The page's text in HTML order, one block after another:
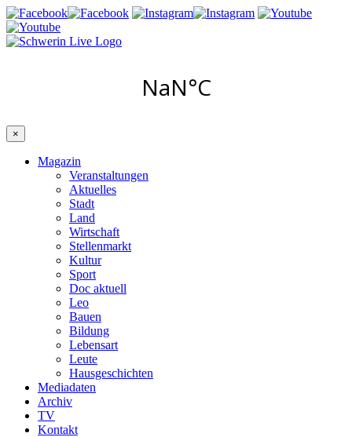
×
Magazin
Veranstaltungen
Aktuelles
Stadt
Land
Wirtschaft
Stellenmarkt
Kultur
Sport
Doc aktuell
Leo
Bauen
Bildung
Lebensart
Leute
Hausgeschichten
Mediadaten
Archiv
TV
Kontakt